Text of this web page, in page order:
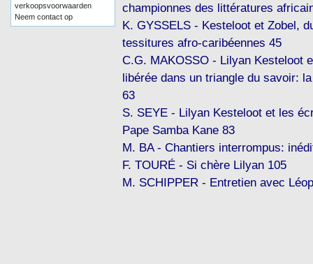
championnes des littératures
K. GYSSELS - Kesteloot et Zobel,
tessitures afro-caribéennes 45
C.G. MAKOSSO - Lilyan Kesteloot
libérée dans un triangle du savoir:
63
S. SEYE - Lilyan Kesteloot et les
Pape Samba Kane 83
M. BA - Chantiers interrompus:
F. TOURÉ - Si chère Lilyan 105
M. SCHIPPER - Entretien avec
verkoopsvoorwaarden
Neem contact op